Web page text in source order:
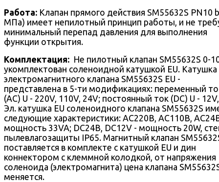
Работа: Клапан прямого действия SM55632S PN10
МПа) имеет непилотный принцип работы, и не
минимальный перепад давления для выполнения
функции открытия.
Комплектация: Не пилотный клапан SM55632S 0-
укомплектован соленоидной катушкой EU. Катушка
электромагнитного клапана SM55632S EU -
представлена в 5-ти модификациях: переменный
(AC) U - 220V, 110V, 24V; постоянный ток (DC) U -
Эл. катушка EU соленоидного клапана SM55632S
следующие характеристики: AC220В, AC110В,
мощность 33VA; DC24В, DC12V - мощность 20W,
пылевлагозащиты IP65. Магнитный клапан
поставляется в комплекте с катушкой EU и дин
коннектором с клеммной колодкой, от напряжения
соленоида (электромагнита) цена клапана
меняется.